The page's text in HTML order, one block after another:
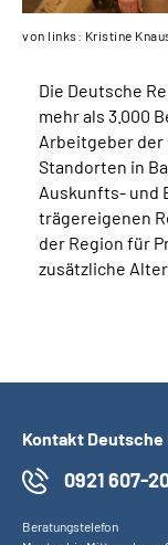
von links: Kristine
Die Deutsche
mehr als 3.000
Arbeitgeber der
Standorten in
Auskunfts- und
trägereigenen
der Region für
zusätzliche
Kontakt
0921 607-
Beratungstelefon